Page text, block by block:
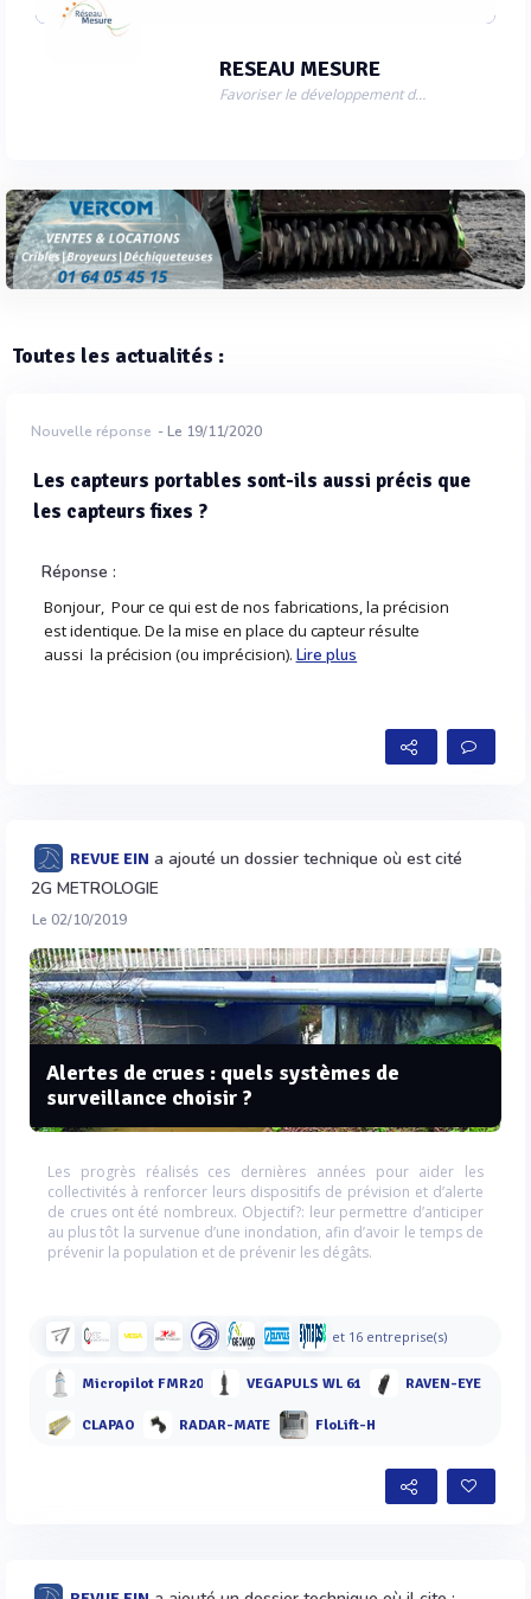
RESEAU MESURE
Favoriser le développement des entreprises du domaine de la mesure et de l'instrumentation
Toutes les actualités :
Nouvelle réponse - Le 19/11/2020
Les capteurs portables sont-ils aussi précis que
les capteurs fixes ?
Réponse :
Bonjour, Pour ce qui est de nos fabrications, la précision
est identique. De la mise en place du capteur résulte
aussi la précision (ou imprécision). Lire plus
REVUE EIN a ajouté un dossier technique où est cité
2G METROLOGIE
Le 02/10/2019
Alertes de crues : quels systèmes de
surveillance choisir ?
Les progrès réalisés ces dernières années pour aider les
collectivités à renforcer leurs dispositifs de prévision et d’alerte
de crues ont été nombreux. Objectif?: leur permettre d’anticiper
au plus tôt la survenue d’une inondation, afin d’avoir le temps de
prévenir la population et de prévenir les dégâts.
et 16 entreprise(s)
Micropilot FMR20 VEGAPULS WL 61 RAVEN-EYE
CLAPAO RADAR-MATE FloLift-H